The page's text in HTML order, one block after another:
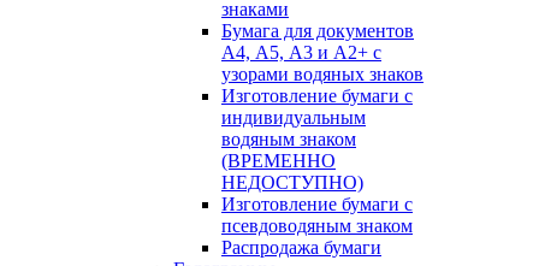
знаками
Бумага для документов
А4, А5, А3 и А2+ с
узорами водяных знаков
Изготовление бумаги с
индивидуальным
водяным знаком
(ВРЕМЕННО
НЕДОСТУПНО)
Изготовление бумаги с
псевдоводяным знаком
Распродажа бумаги